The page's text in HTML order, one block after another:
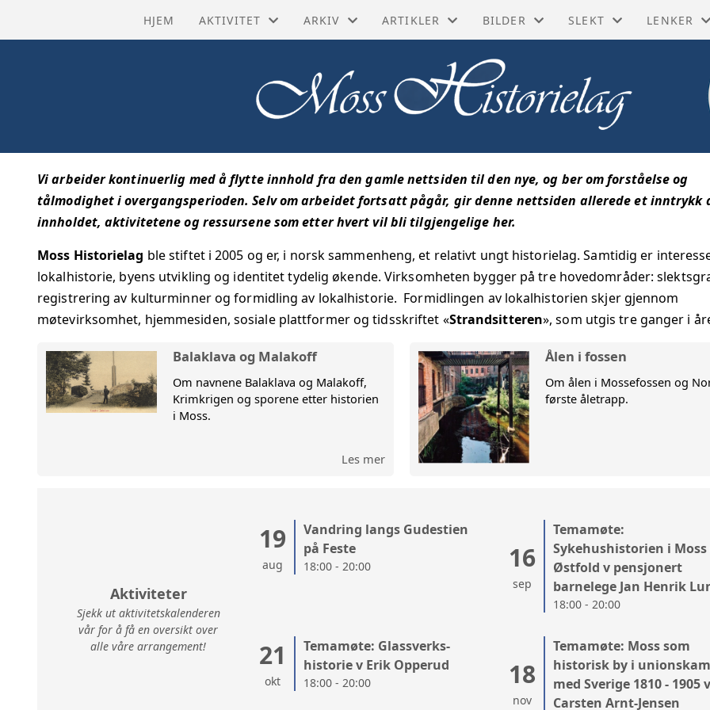
HJEM AKTIVITET
SISTE NYTT
AKTIVITETSKALENDER
GRUPPER
PROSJEKTER
ARKIV
HISTORISKE KART
KULTURMINNER
STRANDSITTEREN
TIDSLINJE
TILBAKEBLIKK
VANDRINGER
ARTIKLER
BIOGRAFIER
DIVERSE ARTIKLER
FRA INDUSTRIEN
GATER OG BYGNINGER
HISTORISKE HENDELSER
I GAMLE DAGER
BILDER
GUSTAV LINDMAN
KAI LORENTZEN
MOSSEFILMER
POSTKORT
TH BACHMANN
SLEKT
MATRIKLER OG
SLEKTSFORSKNING
LENKER
FØLG
MOSS
DIGITALT
RYGGE
Vi arbeider kontinuerlig med å flytte innhold fra den gamle nettsiden til den nye, og ber om forståelse og
tålmodighet i overgangsperioden. Selv om arbeidet fortsatt pågår, gir denne nettsiden allerede et inntrykk
innholdet, aktivitetene og ressursene som etter hvert vil bli tilgjengelige her.
Moss Historielag ble stiftet i 2005 og er, i norsk sammenheng, et relativt ungt historielag. Samtidig er
lokalhistorie, byens utvikling og identitet tydelig økende.Virksomheten bygger på tre hovedområder:
registrering av kulturminner og formidling av lokalhistorie. Formidlingen av lokalhistorien skjer gjennom
møtevirksomhet, hjemmesiden, sosiale plattformer og tidsskriftet «Strandsitteren», som utgis tre ganger i
Balaklava og Malakoff
Om navnene Balaklava og Malakoff,
Krimkrigen og sporene etter historien
i Moss.
Les mer
Ålen i fossen
Om ålen i Mossefossen og
første åletrapp.
Aktiviteter
Sjekk ut aktivitetskalenderen
vår for å få en oversikt over
alle våre arrangement!
19
aug
Vandring langs Gudestien
på Feste
18:00 - 20:00 16
sep
Temamøte:
Sykehushistorien i Moss
Østfold v pensjonert
barnelege Jan Henrik
18:00 - 20:00
21
okt
Temamøte: Glassverks-
historie v Erik Opperud
18:00 - 20:00 18
nov
Temamøte: Moss som
historisk by i
med Sverige 1810 - 1905 v
Carsten Arnt-Jensen